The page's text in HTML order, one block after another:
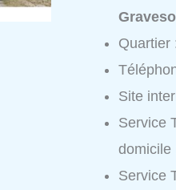
Quartier
Site
Service
domicile
Service